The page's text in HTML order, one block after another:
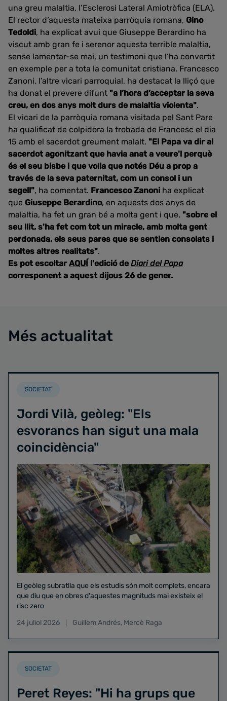
una greu malaltia, l’Esclerosi Lateral Amiotròfica (ELA).
El rector d’aquesta mateixa parròquia romana, Gino
Tedoldi, ha explicat avui que Giuseppe Berardino ha
viscut amb gran fe i serenor aquesta terrible malaltia,
sense lamentar-se mai, un testimoni que l’ha convertit
en exemple per a tota la comunitat cristiana. Francesco
Zanoni, l’altre vicari parroquial, ha destacat la lliçó que
ha donat el prevere difunt "a l’hora d’acceptar la seva
creu, en dos anys molt durs de malaltia violenta".
El vicari de la parròquia romana visitada pel Sant Pare
ha qualificat de colpidora la trobada de Francesc el dia
15 amb el sacerdot greument malalt. "El Papa va dir al
sacerdot agonitzant que havia anat a veure'l perquè
és el seu bisbe i que volia que notés Déu a prop a
través de la seva paternitat, com un consol i un
segell", ha comentat. Francesco Zanoni ha explicat
que Giuseppe Berardino, en aquests dos anys de
malaltia, ha fet un gran bé a molta gent i que, "sobre el
seu llit, s'ha fet com tot un miracle, amb molta gent
perdonada, els seus pares que se sentien consolats i
moltes altres realitats".
Es pot escoltar AQUÍ l'edició deDiari del Papa
corresponent a aquest dijous 26 de gener.
Més actualitat
SOCIETAT
Jordi Vilà, geòleg: "Els
esvorancs han sigut una mala
coincidència"
El geòleg subratlla que els estudis són molt complets, encara
que diu que en obres d'aquestes magnituds mai existeix el
risc zero
24 juliol 2026
Guillem Andrés, Mercè Raga
SOCIETAT
Peret Reyes: "Hi ha grups que